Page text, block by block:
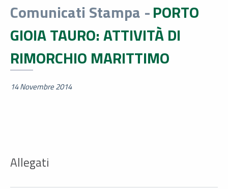
Comunicati Stampa -PORTO
GIOIA TAURO: ATTIVITÀ DI
RIMORCHIO MARITTIMO
14 Novembre 2014
Allegati